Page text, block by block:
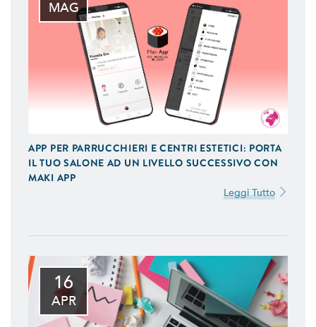
MAG
APP PER PARRUCCHIERI E CENTRI ESTETICI: PORTA
IL TUO SALONE AD UN LIVELLO SUCCESSIVO CON
MAKI APP
Leggi Tutto
16
APR